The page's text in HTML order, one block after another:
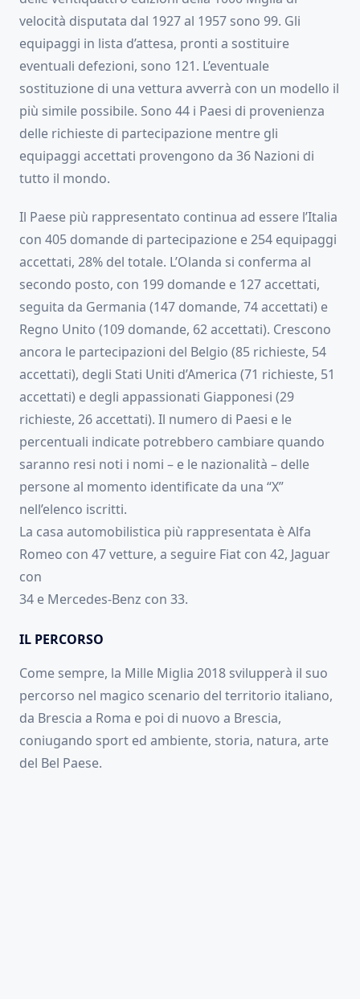
velocità disputata dal 1927 al 1957 sono 99. Gli
equipaggi in lista d’attesa, pronti a sostituire
eventuali defezioni, sono 121. L’eventuale
sostituzione di una vettura avverrà con un modello il
più simile possibile. Sono 44 i Paesi di provenienza
delle richieste di partecipazione mentre gli
equipaggi accettati provengono da 36 Nazioni di
tutto il mondo.
Il Paese più rappresentato continua ad essere l’Italia
con 405 domande di partecipazione e 254 equipaggi
accettati, 28% del totale. L’Olanda si conferma al
secondo posto, con 199 domande e 127 accettati,
seguita da Germania (147 domande, 74 accettati) e
Regno Unito (109 domande, 62 accettati). Crescono
ancora le partecipazioni del Belgio (85 richieste, 54
accettati), degli Stati Uniti d’America (71 richieste, 51
accettati) e degli appassionati Giapponesi (29
richieste, 26 accettati). Il numero di Paesi e le
percentuali indicate potrebbero cambiare quando
saranno resi noti i nomi – e le nazionalità – delle
persone al momento identificate da una “X”
nell’elenco iscritti.
La casa automobilistica più rappresentata è Alfa
Romeo con 47 vetture, a seguire Fiat con 42, Jaguar
con
34 e Mercedes-Benz con 33.
IL PERCORSO
Come sempre, la Mille Miglia 2018 svilupperà il suo
percorso nel magico scenario del territorio italiano,
da Brescia a Roma e poi di nuovo a Brescia,
coniugando sport ed ambiente, storia, natura, arte
del Bel Paese.